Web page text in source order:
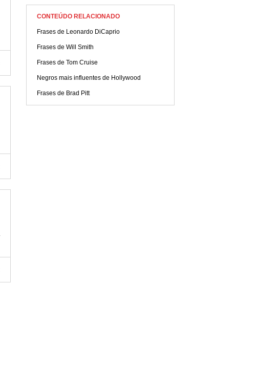
CONTEÚDO RELACIONADO
Frases de Leonardo DiCaprio
Frases de Will Smith
Frases de Tom Cruise
Negros mais influentes de Hollywood
Frases de Brad Pitt